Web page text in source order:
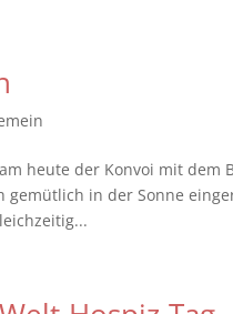
heute der Konvoi mit dem
gemütlich in der Sonne